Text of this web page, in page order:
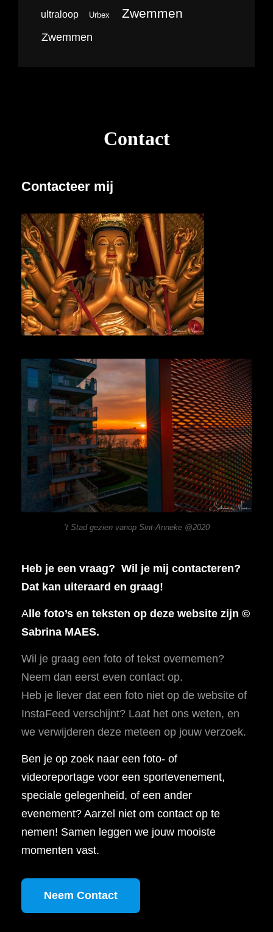
ultraloop Urbex Zwemmen
Zwemmen
Contact
Contacteer mij
’t Stad gezien vanop Sint-Anneke @2020
Heb je een vraag? Wil je mij contacteren?
Dat kan uiteraard en graag!
Alle foto’s en teksten op deze website zijn ©
Sabrina MAES.
Wil je graag een foto of tekst overnemen?
Neem dan eerst even contact op.
Heb je liever dat een foto niet op de website of
InstaFeed verschijnt? Laat het ons weten, en
we verwijderen deze meteen op jouw verzoek.
Ben je op zoek naar een foto- of
videoreportage voor een sportevenement,
speciale gelegenheid, of een ander
evenement? Aarzel niet om contact op te
nemen! Samen leggen we jouw mooiste
momenten vast.
Neem Contact